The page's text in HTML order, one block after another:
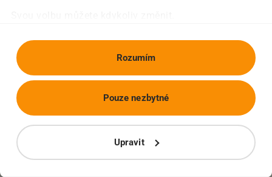
Rozumím
Upravit
Pouze nezbytné